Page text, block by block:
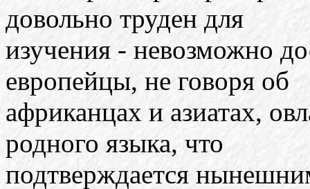
довольно труден для
изучения - невозможно
европейцы, не говоря об
африканцах и азиатах,
родного языка, что
подтверждается